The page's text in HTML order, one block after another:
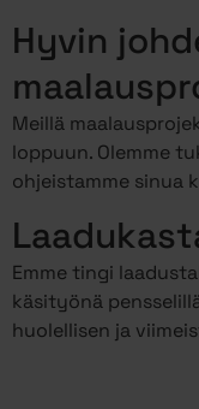
Hyvin
Meillä
loppuun. Olemme
ohjeistamme sinua
Emme tingi
käsityönä
huolellisen ja